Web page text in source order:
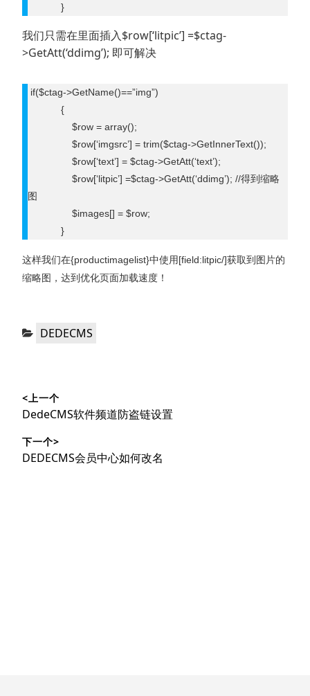
}
我们只需在里面插入$row[‘litpic’] =$ctag-
>GetAtt(‘ddimg’); 即可解决
if($ctag->GetName()==”img”)
{
$row = array();
$row[‘imgsrc’] = trim($ctag->GetInnerText());
$row[‘text’] = $ctag->GetAtt(‘text’);
$row[‘litpic’] =$ctag->GetAtt(‘ddimg’); //得到缩略
图
$images[] = $row;
}
这样我们在{productimagelist}中使用[field:litpic/]获取到图片的
缩略图，达到优化页面加载速度！
分
DEDECMS
章
导
航
<上一个
上
文
章：
DedeCMS软件频道防盗链设置
下一个>
下
DEDECMS会员中心如何改名